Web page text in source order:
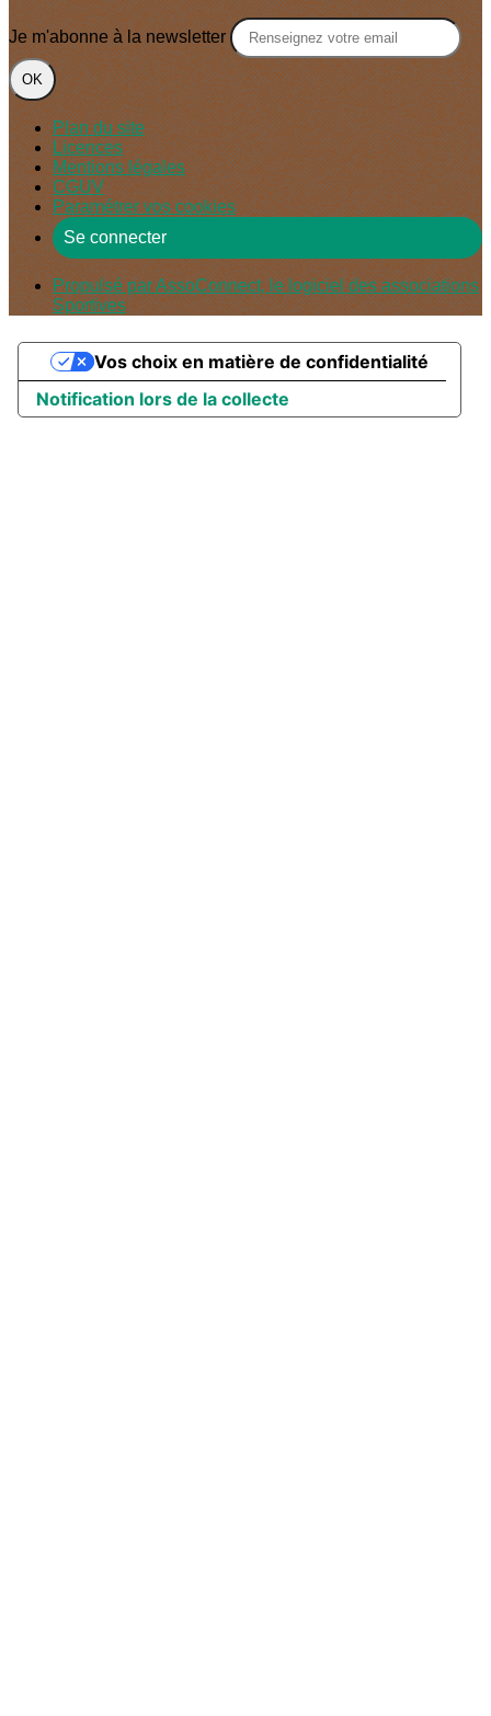
Je m'abonne à la newsletter
OK
Plan du site
Licences
Mentions légales
CGUV
Paramétrer vos cookies
Se connecter
Propulsé par AssoConnect, le logiciel des associations
Sportives
Notification lors de la collecte
Vos choix en matière de confidentialité